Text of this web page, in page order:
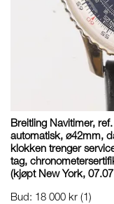
Breitling Navitimer,
automatisk, ø42mm,
klokken trenger
tag,
(kjøpt New York,
Bud: 18 000 kr (1)